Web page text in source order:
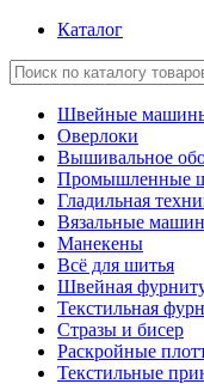
Каталог
Швейные
Оверлоки
Вышивальное
Промышленные
Гладильная
Вязальные
Манекены
Всё для шитья
Швейная
Текстильная
Стразы и бисер
Раскройные
Текстильные